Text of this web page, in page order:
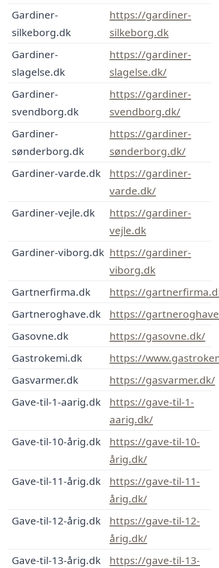
Gardiner-
silkeborg.dk
https://gardiner-
silkeborg.dk
Gardiner-
slagelse.dk
https://gardiner-
slagelse.dk/
Gardiner-
svendborg.dk
https://gardiner-
svendborg.dk/
Gardiner-
sønderborg.dk
https://gardiner-
sønderborg.dk/
Gardiner-varde.dk
https://gardiner-
varde.dk/
Gardiner-vejle.dk
https://gardiner-
vejle.dk
Gardiner-viborg.dk https://gardiner-
viborg.dk
Gartnerfirma.dk
https://
Gartneroghave.dk
https://
Gasovne.dk
https://gasovne.dk/
Gastrokemi.dk
https://
Gasvarmer.dk
https://gasvarmer.dk/
Gave-til-1-aarig.dk
https://gave-til-1-
aarig.dk/
Gave-til-10-årig.dk
https://gave-til-10-
årig.dk/
Gave-til-11-årig.dk
https://gave-til-11-
årig.dk/
Gave-til-12-årig.dk
https://gave-til-12-
årig.dk/
Gave-til-13-årig.dk
https://gave-til-13-